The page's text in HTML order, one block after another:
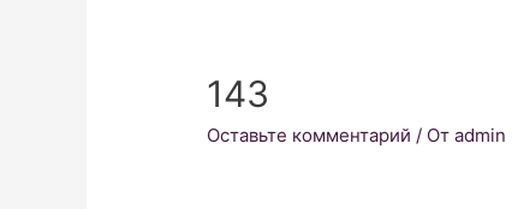
143
Оставьте комментарий / От admin